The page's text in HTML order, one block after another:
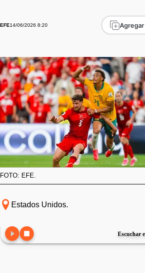
EFE14/06/2026 8:20 Agregar
FOTO: EFE.
Estados Unidos.
Escuchar